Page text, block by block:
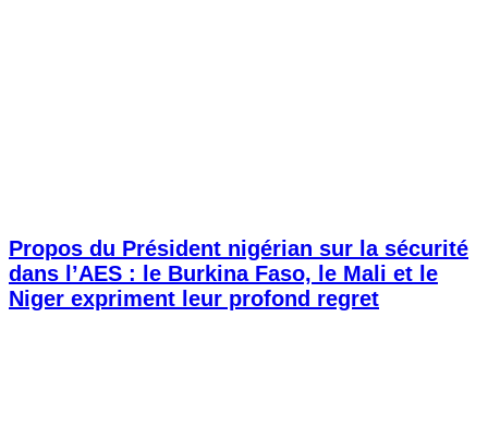
Propos du Président nigérian sur la sécurité
dans l’AES : le Burkina Faso, le Mali et le
Niger expriment leur profond regret